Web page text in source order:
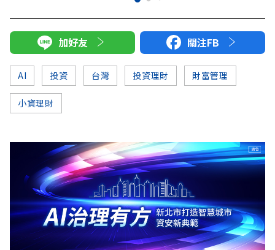
加好友 關注FB
AI 投資 台灣 投資理財 財富管理
小資理財